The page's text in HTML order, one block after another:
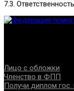
7.3.
Лицо с обложки
Членство в ФПП
Получи диплом гос.